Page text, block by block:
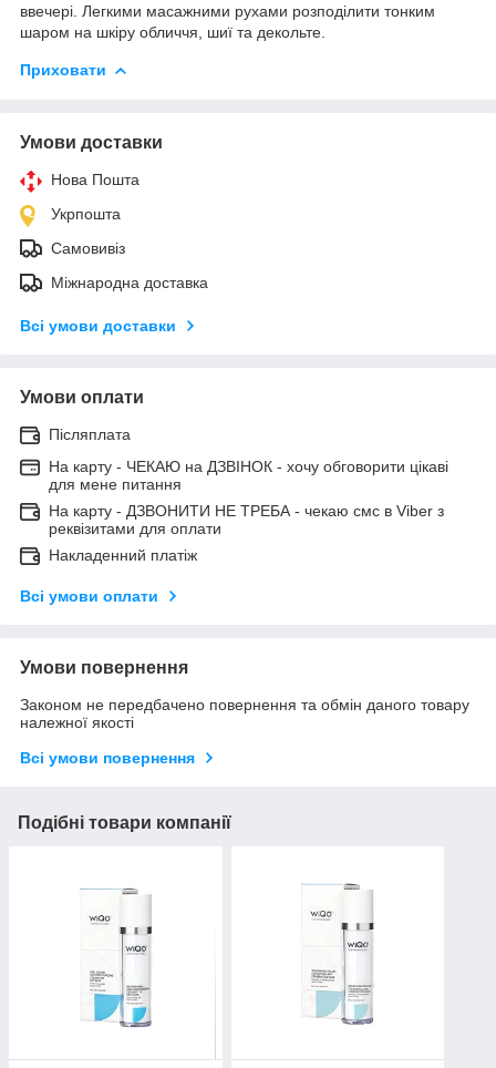
ввечері. Легкими масажними рухами розподілити тонким
шаром на шкіру обличчя, шиї та декольте.
Приховати
Умови доставки
Нова Пошта
Укрпошта
Самовивіз
Міжнародна доставка
Всі умови доставки
Умови оплати
Післяплата
На карту - ЧЕКАЮ на ДЗВІНОК - хочу обговорити цікаві
для мене питання
На карту - ДЗВОНИТИ НЕ ТРЕБА - чекаю смс в Viber з
реквізитами для оплати
Накладенний платіж
Всі умови оплати
Умови повернення
Законом не передбачено повернення та обмін даного товару
належної якості
Всі умови повернення
Подібні товари компанії